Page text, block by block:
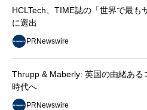
HCLTech、TIME誌の「世界で最も
に選出
PRNewswire
Thrupp & Maberly: 英国の由緒ある
時代へ
PRNewswire